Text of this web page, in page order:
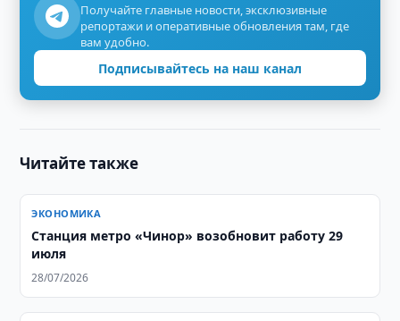
Получайте главные новости, эксклюзивные
репортажи и оперативные обновления там, где
вам удобно.
Подписывайтесь на наш канал
Читайте также
ЭКОНОМИКА
Станция метро «Чинор» возобновит работу 29
июля
28/07/2026